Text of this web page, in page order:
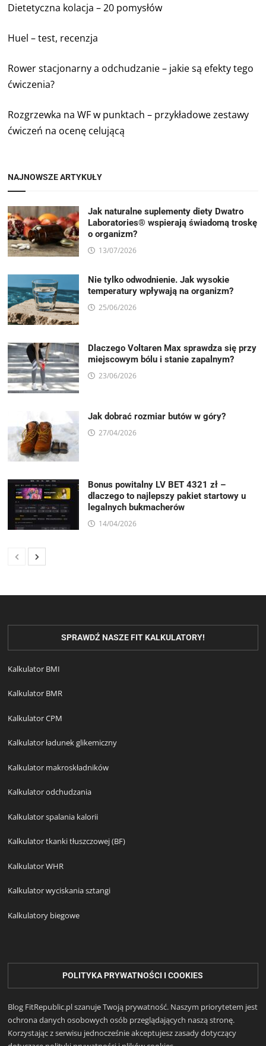
Dietetyczna kolacja – 20 pomysłów
Huel – test, recenzja
Rower stacjonarny a odchudzanie – jakie są efekty tego
ćwiczenia?
Rozgrzewka na WF w punktach – przykładowe zestawy
ćwiczeń na ocenę celującą
NAJNOWSZE ARTYKUŁY
Jak naturalne suplementy diety Dwatro
Laboratories® wspierają świadomą troskę
o organizm?
13/07/2026
Nie tylko odwodnienie. Jak wysokie
temperatury wpływają na organizm?
25/06/2026
Dlaczego Voltaren Max sprawdza się przy
miejscowym bólu i stanie zapalnym?
23/06/2026
Jak dobrać rozmiar butów w góry?
27/04/2026
Bonus powitalny LV BET 4321 zł –
dlaczego to najlepszy pakiet startowy u
legalnych bukmacherów
14/04/2026
SPRAWDŹ NASZE FIT KALKULATORY!
Kalkulator BMI
Kalkulator BMR
Kalkulator CPM
Kalkulator ładunek glikemiczny
Kalkulator makroskładników
Kalkulator odchudzania
Kalkulator spalania kalorii
Kalkulator tkanki tłuszczowej (BF)
Kalkulator WHR
Kalkulator wyciskania sztangi
Kalkulatory biegowe
POLITYKA PRYWATNOŚCI I COOKIES
Blog FitRepublic.pl szanuje Twoją prywatność. Naszym priorytetem jest
ochrona danych osobowych osób przeglądających naszą stronę.
Korzystając z serwisu jednocześnie akceptujesz zasady dotyczący